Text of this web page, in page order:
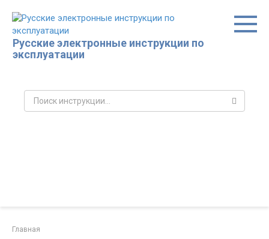
контенту
Русские электронные инструкции по
эксплуатации
Поиск:
Главная